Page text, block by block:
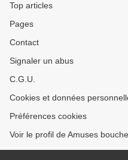
Top articles
Pages
Contact
Signaler un abus
C.G.U.
Cookies et données
Préférences cookies
Voir le profil de Amuses